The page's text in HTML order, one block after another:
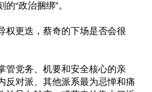
“政治捆绑”。
权更迭，蔡奇的下场是否会很
管党务、机要和安全核心的亲
反对派、其他派系最为忌惮和痛